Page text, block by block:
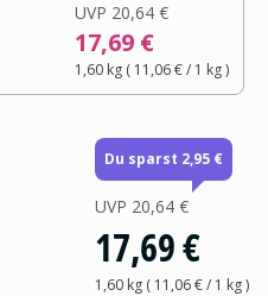
UVP 20,64 €
17,69 €
1,60 kg( 11,06 €/ 1 kg)
Du sparst 2,95 €
UVP 20,64 €
17,69 €
1,60 kg( 11,06 €/ 1 kg)